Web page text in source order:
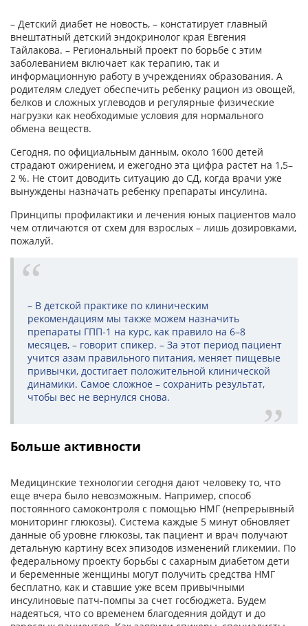
– Детский диабет не новость, – констатирует главный
внештатный детский эндокринолог края Евгения
Тайлакова. – Региональный проект по борьбе с этим
заболеванием включает как терапию, так и
информационную работу в учреждениях образования. А
родителям следует обеспечить ребенку рацион из овощей,
белков и сложных углеводов и регулярные физические
нагрузки как необходимые условия для нормального
обмена веществ.
Сегодня, по официальным данным, около 1600 детей
страдают ожирением, и ежегодно эта цифра растет на 1,5–
2 %. Не стоит доводить ситуацию до СД, когда врачи уже
вынуждены назначать ребенку препараты инсулина.
Принципы профилактики и лечения юных пациентов мало
чем отличаются от схем для взрослых – лишь дозировками,
пожалуй.
– В детской практике по клиническим
рекомендациям мы также можем назначить
препараты ГПП-1 на курс, как правило на 6–8
месяцев, – говорит спикер. – За этот период пациент
учится азам правильного питания, меняет пищевые
привычки, достигает положительной клинической
динамики. Самое сложное – сохранить результат,
чтобы вес не вернулся снова.
Больше активности
Медицинские технологии сегодня дают человеку то, что
еще вчера было невозможным. Например, способ
постоянного самоконтроля с помощью НМГ (непрерывный
мониторинг глюкозы). Система каждые 5 минут обновляет
данные об уровне глюкозы, так пациент и врач получают
детальную картину всех эпизодов изменений гликемии. По
федеральному проекту борьбы с сахарным диабетом дети
и беременные женщины могут получить средства НМГ
бесплатно, как и ставшие уже всем привычными
инсулиновые патч-помпы за счет госбюджета. Будем
надеяться, что со временем благодеяния дойдут и до